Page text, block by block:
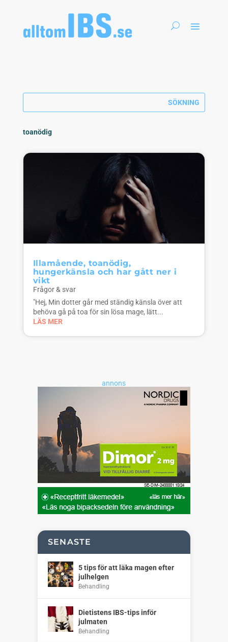
toanödig
Illamående, toanödig,
hungerkänsla och har gått ner i
vikt
Frågor & svar
"Hej, Min dotter går med ständig känsla över att
behöva gå på toa för sin lösa mage, lätt...
LÄS MER
annons
SENASTE
5 tips för att läka magen efter
julhelgen
Behandling
Dietistens IBS-tips inför
julmaten
Behandling